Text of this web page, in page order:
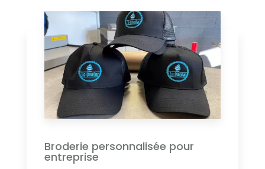
Broderie personnalisée pour
entreprise